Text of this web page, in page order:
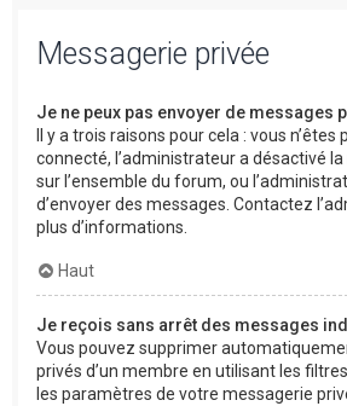
Messagerie privée
Je ne peux pas envoyer de messages
Il y a trois raisons pour cela : vous
connecté, l’administrateur a désactivé
sur l’ensemble du forum, ou
d’envoyer des messages. Contactez
plus d’informations.
Haut
Je reçois sans arrêt des messages
Vous pouvez supprimer
privés d’un membre en utilisant les
les paramètres de votre messagerie